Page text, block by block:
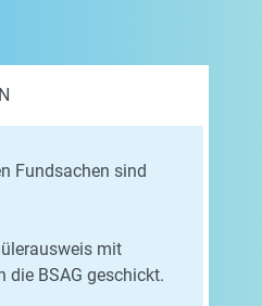
Fundsachen sind
mit
die BSAG geschickt.